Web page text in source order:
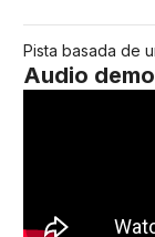
Pista basada de
Audio